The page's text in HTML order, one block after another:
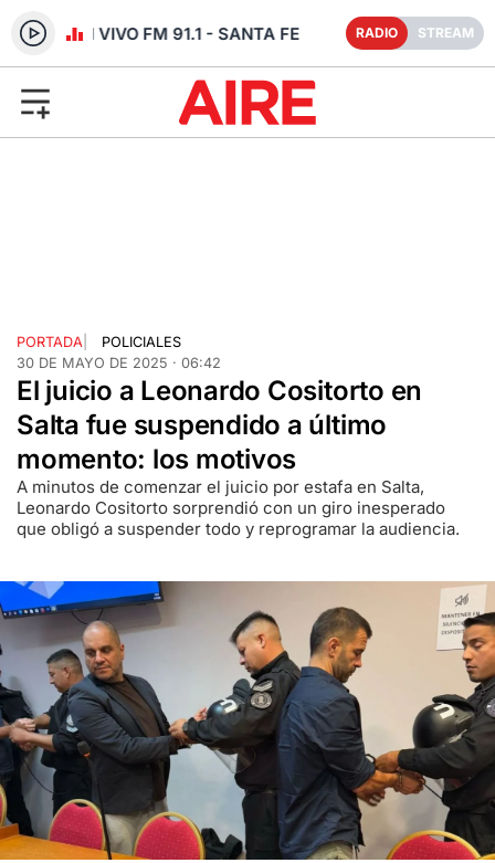
RADIO EN VIVO FM 91.1 - SANTA FE RADIO STREAM
PORTADA
POLICIALES
30 DE MAYO DE 2025 · 06:42
El juicio a Leonardo Cositorto en
Salta fue suspendido a último
momento: los motivos
A minutos de comenzar el juicio por estafa en Salta,
Leonardo Cositorto sorprendió con un giro inesperado
que obligó a suspender todo y reprogramar la audiencia.